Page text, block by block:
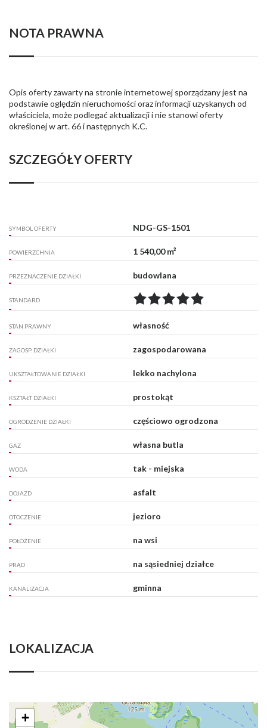
NOTA PRAWNA
Opis oferty zawarty na stronie internetowej sporządzany jest na
podstawie oględzin nieruchomości oraz informacji uzyskanych od
właściciela, może podlegać aktualizacji i nie stanowi oferty
określonej w art. 66 i następnych K.C.
SZCZEGÓŁY OFERTY
SYMBOL OFERTY NDG-GS-1501
POWIERZCHNIA 1 540,00 m²
PRZEZNACZENIE DZIAŁKI budowlana
STANDARD
STAN PRAWNY własność
ZAGOSP. DZIAŁKI zagospodarowana
UKSZTAŁTOWANIE DZIAŁKI lekko nachylona
KSZTAŁT DZIAŁKI prostokąt
OGRODZENIE DZIAŁKI częściowo ogrodzona
GAZ własna butla
WODA tak - miejska
DOJAZD asfalt
OTOCZENIE jezioro
POŁOŻENIE na wsi
PRĄD na sąsiedniej działce
KANALIZACJA gminna
LOKALIZACJA
+